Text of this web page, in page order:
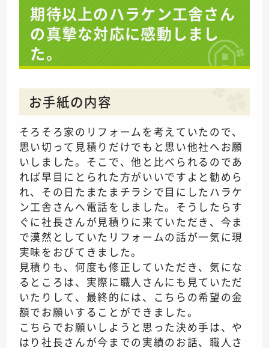
期待以上のハラケン工舎さん
の真摯な対応に感動しまし
た。
お手紙の内容
そろそろ家のリフォームを考えていたので、
思い切って見積りだけでもと思い他社へお願
いしました。そこで、他と比べられるのであ
れば早目にとられた方がいいですよと勧めら
れ、その日たまたまチラシで目にしたハラケ
ン工舎さんへ電話をしました。そうしたらす
ぐに社長さんが見積りに来ていただき、今ま
で漠然としていたリフォームの話が一気に現
実味をおびてきました。
見積りも、何度も修正していただき、気にな
るところは、実際に職人さんにも見ていただ
いたりして、最終的には、こちらの希望の金
額でお願いすることができました。
こちらでお願いしようと思った決め手は、や
はり社長さんが今までの実績のお話、職人さ